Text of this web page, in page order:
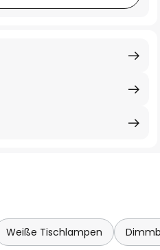
Weiße Tischlampen